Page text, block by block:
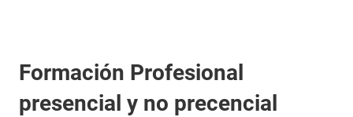
Formación Profesional
presencial y no precencial